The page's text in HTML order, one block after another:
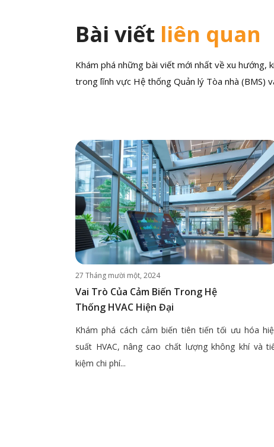
Bài viết liên quan
Khám phá những bài viết mới nhất về xu hướng,
trong lĩnh vực Hệ thống Quản lý Tòa nhà (BMS)
27 Tháng mười một, 2024
Vai Trò Của Cảm Biến Trong Hệ
Thống HVAC Hiện Đại
Khám phá cách cảm biến tiên tiến tối ưu hóa
suất HVAC, nâng cao chất lượng không khí và
kiệm chi phí...